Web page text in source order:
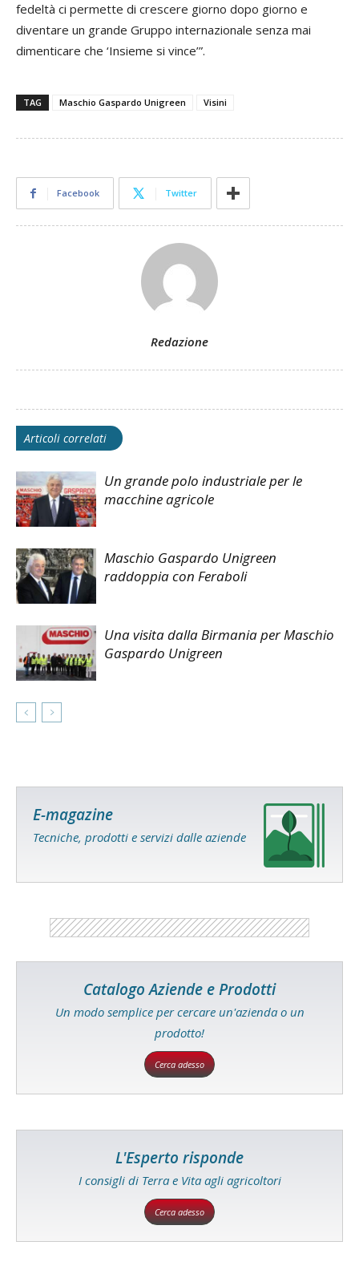
fedeltà ci permette di crescere giorno dopo giorno e
diventare un grande Gruppo internazionale senza mai
dimenticare che ‘Insieme si vince’”.
TAG Maschio Gaspardo Unigreen Visini
Facebook Twitter
Redazione
Articoli correlati
Un grande polo industriale per le
macchine agricole
Maschio Gaspardo Unigreen
raddoppia con Feraboli
Una visita dalla Birmania per Maschio
Gaspardo Unigreen
E-magazine
Tecniche, prodotti e servizi dalle aziende
Catalogo Aziende e Prodotti
Un modo semplice per cercare un'azienda o un
prodotto!
Cerca adesso
L'Esperto risponde
I consigli di Terra e Vita agli agricoltori
Cerca adesso